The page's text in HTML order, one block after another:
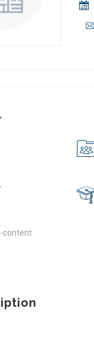
content